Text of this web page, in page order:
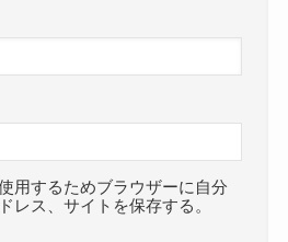
用するためブラウザーに自分
レス、サイトを保存する。